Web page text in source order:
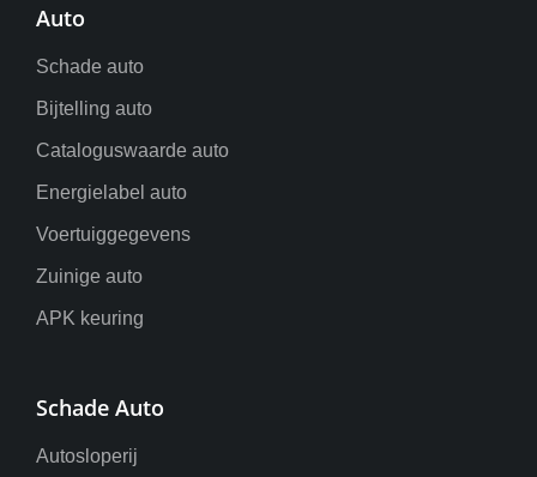
Auto
Schade auto
Bijtelling auto
Cataloguswaarde auto
Energielabel auto
Voertuiggegevens
Zuinige auto
APK keuring
Schade Auto
Autosloperij